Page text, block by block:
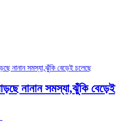
নানান সমস্যা,ঝুঁকি বেড়েই